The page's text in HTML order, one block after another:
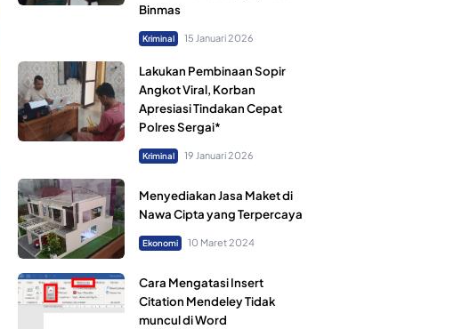
Binmas
Kriminal 15 Januari 2026
Lakukan Pembinaan Sopir
Angkot Viral, Korban
Apresiasi Tindakan Cepat
Polres Sergai*
Kriminal 19 Januari 2026
Menyediakan Jasa Maket di
Nawa Cipta yang Terpercaya
Ekonomi 10 Maret 2024
Cara Mengatasi Insert
Citation Mendeley Tidak
muncul di Word